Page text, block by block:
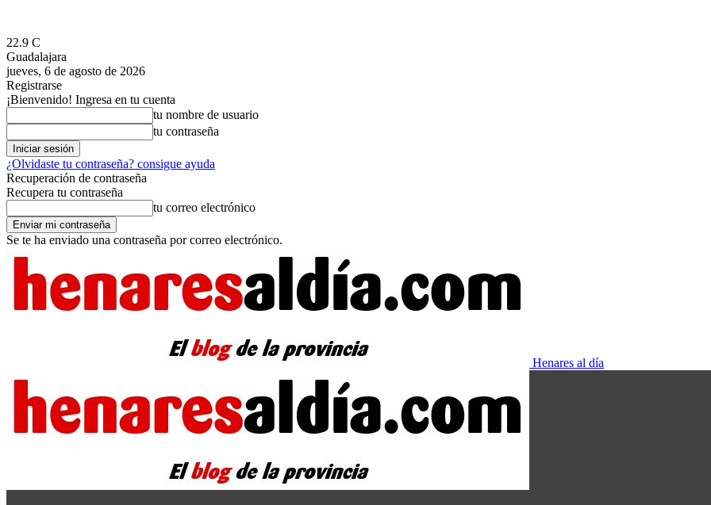
22.9 C
Guadalajara
jueves, 6 de agosto de 2026
Registrarse
¡Bienvenido! Ingresa en tu cuenta
tu nombre de usuario
tu contraseña
¿Olvidaste tu contraseña? consigue ayuda
Recuperación de contraseña
Recupera tu contraseña
tu correo electrónico
Se te ha enviado una contraseña por correo electrónico.
Henares al día